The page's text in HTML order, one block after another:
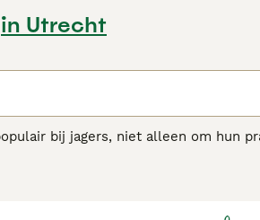
in Utrecht
bij jagers, niet alleen om hun